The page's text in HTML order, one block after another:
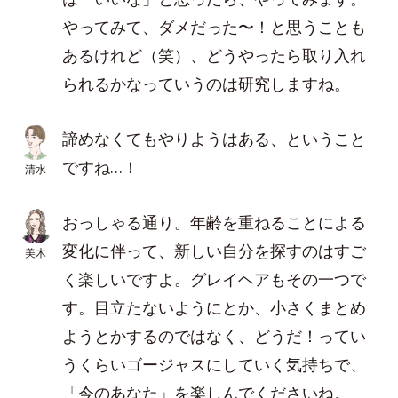
やってみて、ダメだった〜！と思うことも
あるけれど（笑）、どうやったら取り入れ
られるかなっていうのは研究しますね。
清水
諦めなくてもやりようはある、ということ
ですね…！
美木
おっしゃる通り。年齢を重ねることによる
変化に伴って、新しい自分を探すのはすご
く楽しいですよ。グレイヘアもその一つで
す。目立たないようにとか、小さくまとめ
ようとかするのではなく、どうだ！ってい
うくらいゴージャスにしていく気持ちで、
「今のあなた」を楽しんでくださいね。